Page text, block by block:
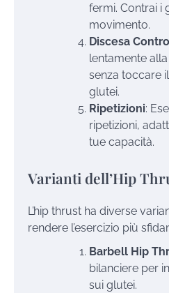
fermi. Contrai i
movimento.
Discesa
lentamente
senza toccare
glutei.
Ripetizioni:
ripetizioni,
tue capacità.
Varianti dell’Hip
L’hip thrust ha diverse
rendere l’esercizio più
Barbell Hip
bilanciere per
sui glutei.